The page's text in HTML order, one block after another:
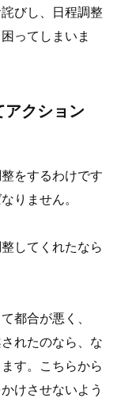
びし、日程調整
ってしまいま
アクション
をするわけです
りません。
してくれたなら
都合が悪く、
れたのなら、な
す。こちらから
けさせないよう